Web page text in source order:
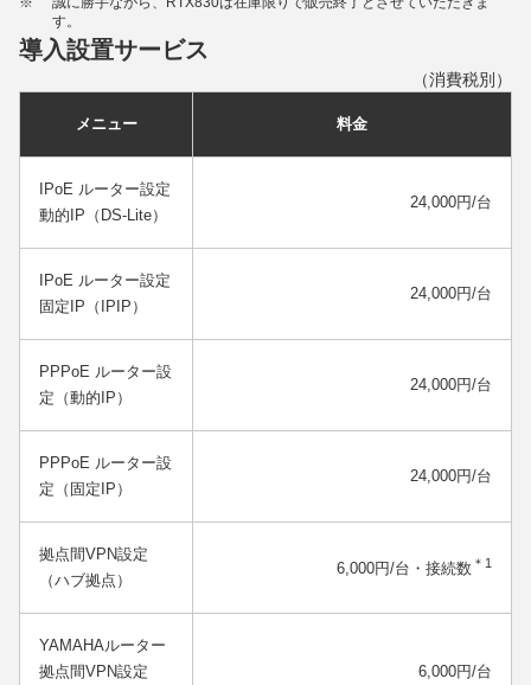
す。
導⼊設置サービス
（消費税別）
メニュー 料金
IPoE ルーター設定
動的IP（DS-Lite）
24,000円/台
IPoE ルーター設定
固定IP（IPIP）
24,000円/台
PPPoE ルーター設
定（動的IP）
24,000円/台
PPPoE ルーター設
定（固定IP）
24,000円/台
拠点間VPN設定
（ハブ拠点）
6,000円/台・接続数 ＊1
YAMAHAルーター
拠点間VPN設定
6,000円/台